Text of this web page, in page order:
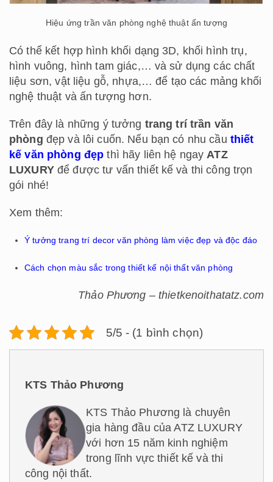
Hiệu ứng trần văn phòng nghệ thuật ấn tượng
Có thể kết hợp hình khối dạng 3D, khối hình trụ,
hình vuông, hình tam giác,… và sử dụng các chất
liệu sơn, vật liệu gỗ, nhựa,… để tạo các mảng khối
nghệ thuật và ấn tượng hơn.
Trên đây là những ý tưởng trang trí trần văn
phòng đẹp và lôi cuốn. Nếu bạn có nhu cầu thiết
kế văn phòng đẹp thì hãy liên hệ ngay ATZ
LUXURYđể được tư vấn thiết kế và thi công trọn
gói nhé!
Xem thêm:
Ý tưởng trang trí decor văn phòng làm việc đẹp và độc đáo
Cách chọn màu sắc trong thiết kế nội thất văn phòng
Thảo Phương – thietkenoithatatz.com
5/5 - (1 bình chọn)
KTS Thảo Phương
KTS Thảo Phương là chuyên
gia hàng đầu của ATZ LUXURY
với hơn 15 năm kinh nghiệm
trong lĩnh vực thiết kế và thi
công nội thất.